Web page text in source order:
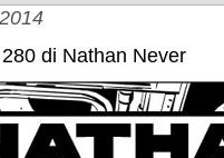
di Nathan Never